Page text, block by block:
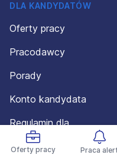
Oferty pracy Praca
DLA KANDYDATÓW
Oferty pracy
Pracodawcy
Porady
Konto kandydata
Regulamin dla
kandydatów